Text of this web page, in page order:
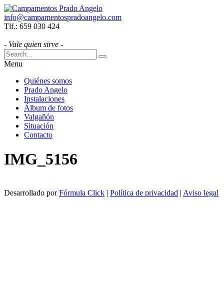
info@campamentospradoangelo.com
Tlf.: 659 030 424
- Vale quien sirve -
Menu
Quiénes somos
Prado Angelo
Instalaciones
Álbum de fotos
Valgañón
Situación
Contacto
IMG_5156
Desarrollado porFórmula Click | Política de privacidad | Aviso legal